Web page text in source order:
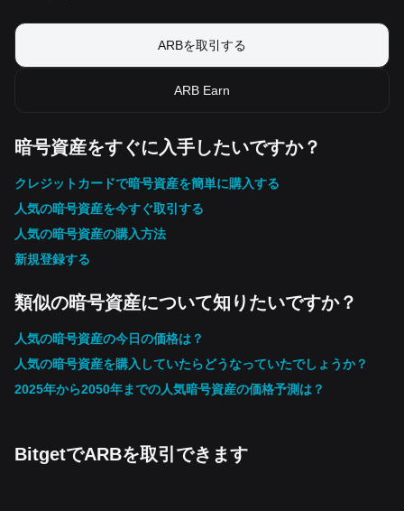
ARBを取引する
ARB Earn
暗号資産をすぐに入手したいですか？
クレジットカードで暗号資産を簡単に購入する
人気の暗号資産を今すぐ取引する
人気の暗号資産の購入方法
新規登録する
類似の暗号資産について知りたいですか？
人気の暗号資産の今日の価格は？
人気の暗号資産を購入していたらどうなっていたでしょうか？
2025年から2050年までの人気暗号資産の価格予測は？
BitgetでARBを取引できます